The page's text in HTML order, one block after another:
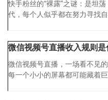
快手粉丝的“裸露”之谜：是坦
代，每个人似乎都在努力寻找
微信视频号直播收入规则
微信视频号直播，一场看不见
每一个小小的屏幕都可能藏着